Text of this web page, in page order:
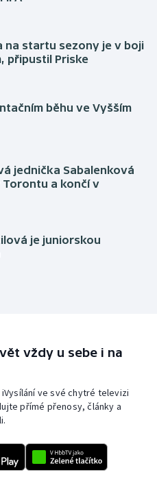
na startu sezony je v boji
připustil Priske
běhu ve Vyšším
jednička Sabalenková
Torontu a končí v
je juniorskou
vždy u sebe i na
iVysílání ve své chytré televizi
přímé přenosy, články a